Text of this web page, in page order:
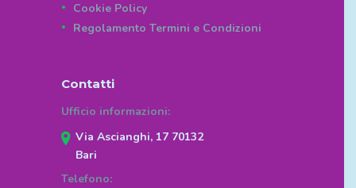
Cookie Policy
Regolamento Termini e Condizioni
Contatti
Ufficio informazioni:
Via Ascianghi, 17 70132
Bari
Telefono: